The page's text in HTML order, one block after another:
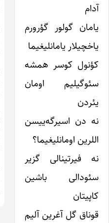
آدام
یامان گولور گؤرورم
یاخچیلار یامانلیغیما
کؤنول کوسر همشه
سئوگیلیم اومان
یئردن
نه دن اسیرگه‌ییسن
اللرین اومانلیغیما؟
نه فیرتینالی گزیر
سئودالی باشین
کاپیتان
قوناق گل آغرین آلیم